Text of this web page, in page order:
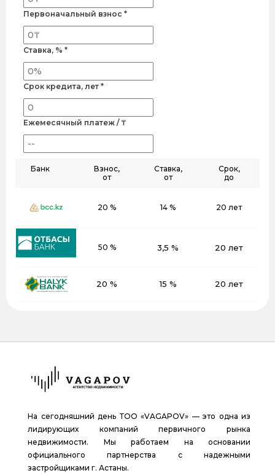
Первоначальный взнос *
Ставка, % *
Срок кредита, лет *
Ежемесячный платеж / ₸
Банк
Взнос,
от
Ставка,
от
Срок,
до
20 % 14 % 20 лет
50 % 3,5 % 20 лет
20 % 15 % 20 лет
На сегодняшний день ТОО «VAGAPOV» — это одна из
лидирующих компаний первичного рынка
недвижимости. Мы работаем на основании
официального партнерства с надежными
застройщиками г. Астаны.